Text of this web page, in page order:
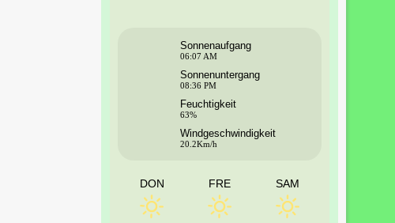
Sonnenaufgang
06:07 AM
Sonnenuntergang
08:36 PM
Feuchtigkeit
63%
Windgeschwindigkeit
20.2Km/h
DON FRE SAM